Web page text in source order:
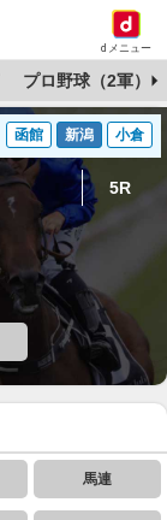
dメニュー
プロ野球（2軍）
函館 新潟 小倉
5R
馬連